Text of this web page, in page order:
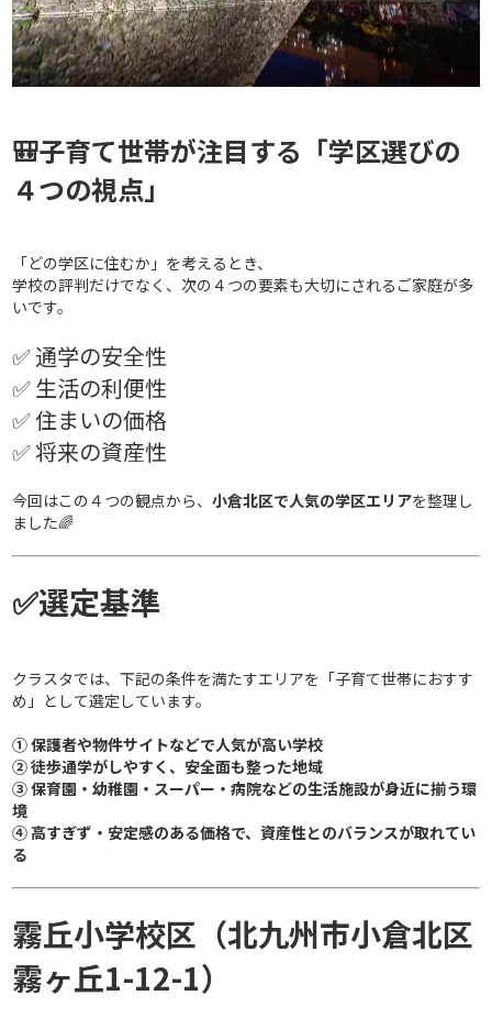
🎒子育て世帯が注目する「学区選びの
４つの視点」
「どの学区に住むか」を考えるとき、
学校の評判だけでなく、次の４つの要素も大切にされるご家庭が多
いです。
✅ 通学の安全性
✅ 生活の利便性
✅ 住まいの価格
✅ 将来の資産性
今回はこの４つの観点から、小倉北区で人気の学区エリアを整理し
ました🌈
✅選定基準
クラスタでは、下記の条件を満たすエリアを「子育て世帯におすす
め」として選定しています。
① 保護者や物件サイトなどで人気が高い学校
② 徒歩通学がしやすく、安全面も整った地域
③ 保育園・幼稚園・スーパー・病院などの生活施設が身近に揃う環
境
④ 高すぎず・安定感のある価格で、資産性とのバランスが取れてい
る
霧丘小学校区（北九州市小倉北区
霧ヶ丘1-12-1）